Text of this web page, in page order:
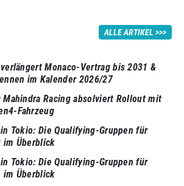
ALLE ARTIKEL
Monaco-Vertrag bis 2031 &
im Kalender 2026/27
Mahindra Racing absolviert Rollout mit
Fahrzeug
Tokio: Die Qualifying-Gruppen für
im Überblick
Tokio: Die Qualifying-Gruppen für
im Überblick